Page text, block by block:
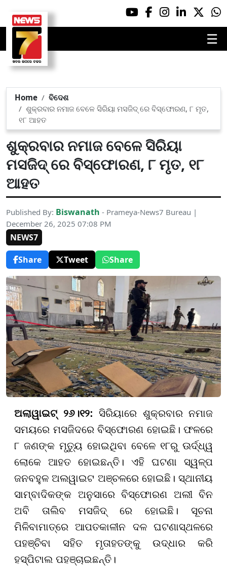
☰
Home
ବିଦେଶ
ଶୁକ୍ରବାର ନମାଜ ବେଳେ ସିରିୟା ମସଜିଦ୍ ରେ ବିସ୍ଫୋରଣ, ୮ ମୃତ,
୧୮ ଆହତ
ଶୁକ୍ରବାର ନମାଜ ବେଳେ ସିରିୟା
ମସଜିଦ୍ ରେ ବିସ୍ଫୋରଣ, ୮ ମୃତ, ୧୮
ଆହତ
Published By: Biswanath - Prameya-News7 Bureau |
December 26, 2025 07:08 PM
NEWS7
Share
Tweet Share
ଅଲାୱାଇଟ୍ ୨୬।୧୨: ସିରିୟାରେ ଶୁକ୍ରବାର ନମାଜ
ସମୟରେ ମସଜିଦରେ ବିସ୍ଫୋରଣ ହୋଇଛି। ଫଳରେ
୮ ଜଣଙ୍କ ମୃତ୍ୟୁ ହୋଇଥିବା ବେଳେ ୧୮ରୁ ଊର୍ଦ୍ଧ୍ୱ
ଲୋକେ ଆହତ ହୋଇଛନ୍ତି। ଏହି ଘଟଣା ସ୍ୱଳ୍ପ
ଜନବହୁଳ ଅଲୱାଇଟ ଅଞ୍ଚଳରେ ହୋଇଛି। ସ୍ଥାନୀୟ
ସାମ୍ବାଦିକଙ୍କ ଅନୁସାରେ ବିସ୍ଫୋରଣ ଅଲୀ ବିନ
ଅବି ତାଲିବ ମସଜିଦ୍ ରେ ହୋଇଛି। ସୂଚନା
ମିଳିବାମାତ୍ରେ ଆପତକାଳୀନ ଦଳ ଘଟଣାସ୍ଥଳରେ
ପହଞ୍ଚିବା ସହିତ ମୃତାହତଙ୍କୁ ଉଦ୍ଧାର କରି
ହସ୍ପିଟାଲ ପହଞ୍ଚାଇଛନ୍ତି।